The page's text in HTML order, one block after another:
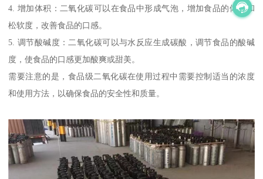
4. 增加体积：二氧化碳可以在食品中形成气泡，增加食品的体积和
松软度，改善食品的口感。
5. 调节酸碱度：二氧化碳可以与水反应生成碳酸，调节食品的酸碱
度，使食品的口感更加酸爽或甜美。
需要注意的是，食品级二氧化碳在使用过程中需要控制适当的浓度
和使用方法，以确保食品的安全性和质量。